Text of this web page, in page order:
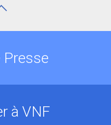
Presse
à VNF